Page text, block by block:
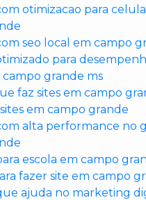
otimizacao para
seo local em campo
para
grande ms
faz sites em campo
em campo grande
alta performance no
escola em campo
fazer site em campo
ajuda no marketing